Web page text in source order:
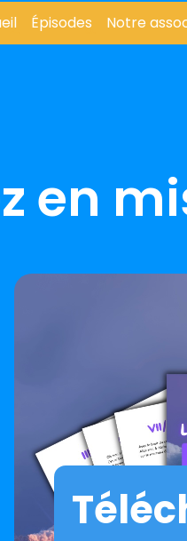
Épisodes
Épisodes
Notre
Notre
en